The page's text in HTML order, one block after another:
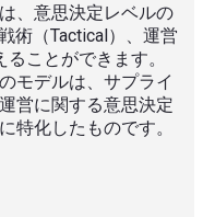
、意思決定レベルの
術（Tactical）、運営
ることができます。
モデルは、サプライ
営に関する意思決定
特化したものです。